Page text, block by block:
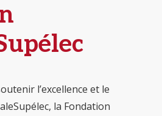
l’excellence et le
la Fondation